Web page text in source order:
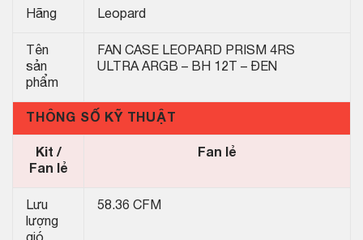
Hãng Leopard
Tên
sản
phẩm
FAN CASE LEOPARD PRISM 4RS
ULTRA ARGB – BH 12T – ĐEN
THÔNG SỐ KỸ THUẬT
Kit /
Fan lẻ
Fan lẻ
Lưu
lượng
58.36 CFM